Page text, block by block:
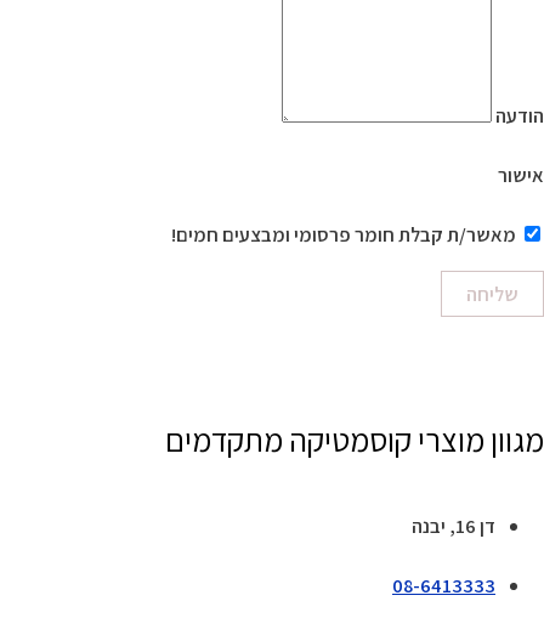
הודעה
אישור
מאשר/ת קבלת חומר פרסומי ומבצעים חמים!
שליחה
מגוון מוצרי קוסמטיקה מתקדמים
דן 16, יבנה
08-6413333